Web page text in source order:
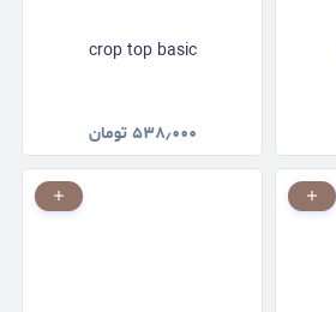
crop top basic
۵۳۸٫۰۰۰تومان